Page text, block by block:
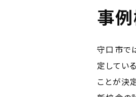
事
守口市で
定してい
ことが決